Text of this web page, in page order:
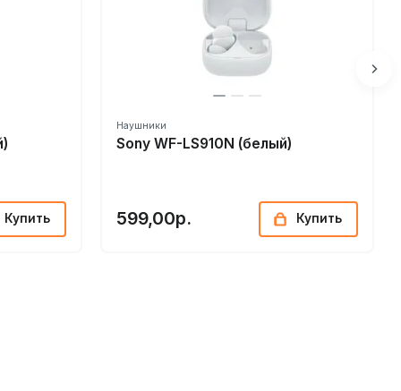
Купить
Наушники
Sony WF-LS910N (белый)
599,00р. Купить